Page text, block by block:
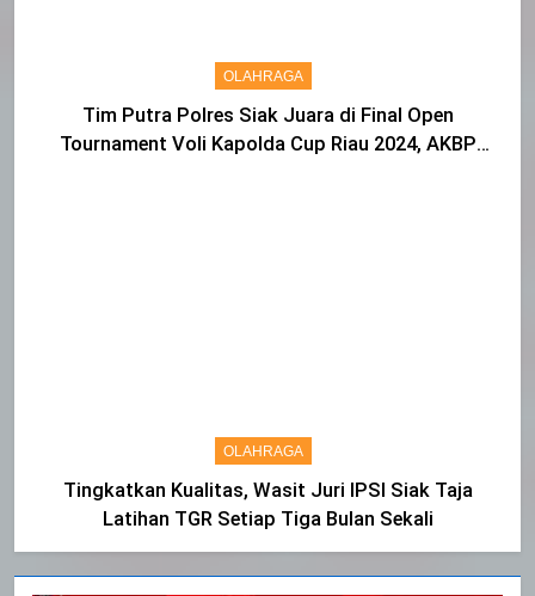
OLAHRAGA
Tim Putra Polres Siak Juara di Final Open
Tournament Voli Kapolda Cup Riau 2024, AKBP
OLAHRAGA
Tingkatkan Kualitas, Wasit Juri IPSI Siak Taja
Latihan TGR Setiap Tiga Bulan Sekali